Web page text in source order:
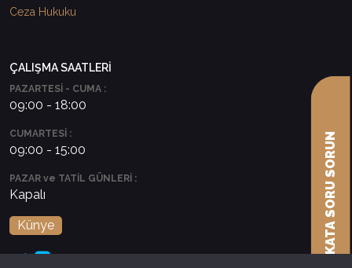
Ceza Hukuku
ÇALIŞMA SAATLERİ
PAZARTESİ - CUMA :
09:00 - 18:00
CUMARTESİ :
09:00 - 15:00
PAZAR ve TATİL GÜNLERİ :
Kapalı
Künye AVUKATA SORU SORUN